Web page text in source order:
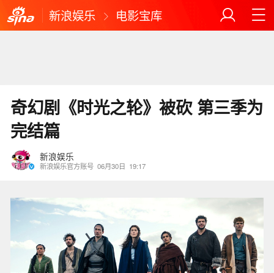
新浪娱乐 电影宝库
奇幻剧《时光之轮》被砍 第三季为
完结篇
新浪娱乐
新浪娱乐官方账号 06月30日 19:17